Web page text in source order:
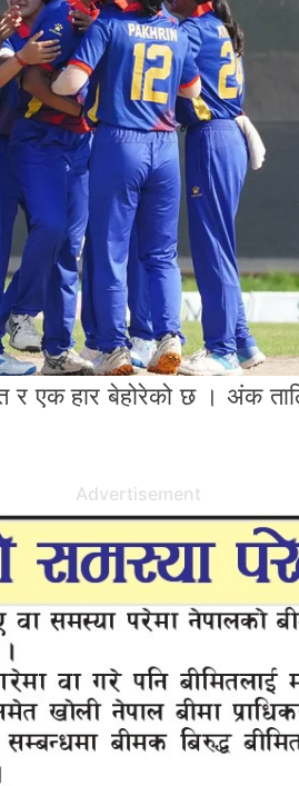
र एक हार बेहोरेको छ । अंक
Advertisement